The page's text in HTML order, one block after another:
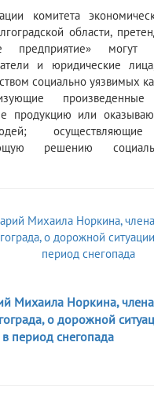
комитета
области,
предприятие» могут
и юридические
социально уязвимых
продукцию или
осуществляющие
решению
Михаила Норкина,
о дорожной
в период снегопада